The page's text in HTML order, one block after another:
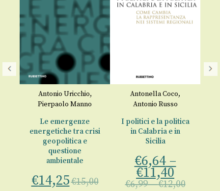
Antonio Uricchio,
Pierpaolo Manno
Le emergenze
energetiche tra crisi
geopolitica e
questione
ambientale
€14,25€15,00
Antonella Coco,
Antonio Russo
I politici e la politica
in Calabria e in
Sicilia
€6,64–
€11,40
€6,99–€12,00